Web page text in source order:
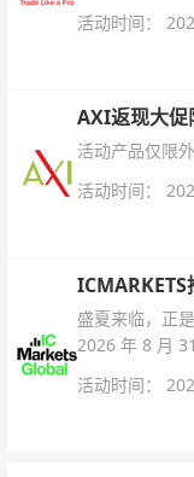
活动时间：
AXI返现大促
活动产品仅限
活动时间：
盛夏来临，正
2026 年 8 月
活动时间：